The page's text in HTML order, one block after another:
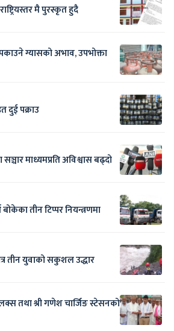
मै पुरस्कृत हुदै
ग्यासको अभाव, उपभोक्ता
दुई पक्राउ
माध्यमप्रति अविश्वास बढ्दो
तीन टिप्पर नियन्त्रणमा
तीन युवाको सकुशल उद्धार
तथा श्री गणेश चार्जिङ स्टेसनको